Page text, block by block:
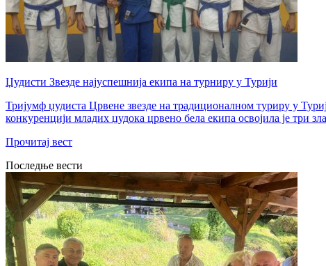
Џудисти Звезде најуспешнија екипа на турниру у Турији
Тријумф џудиста Црвене звезде на традиционалном туриру у
конкуренцији младих џудока црвено бела екипа освојила је три
Прочитај вест
Последње вести